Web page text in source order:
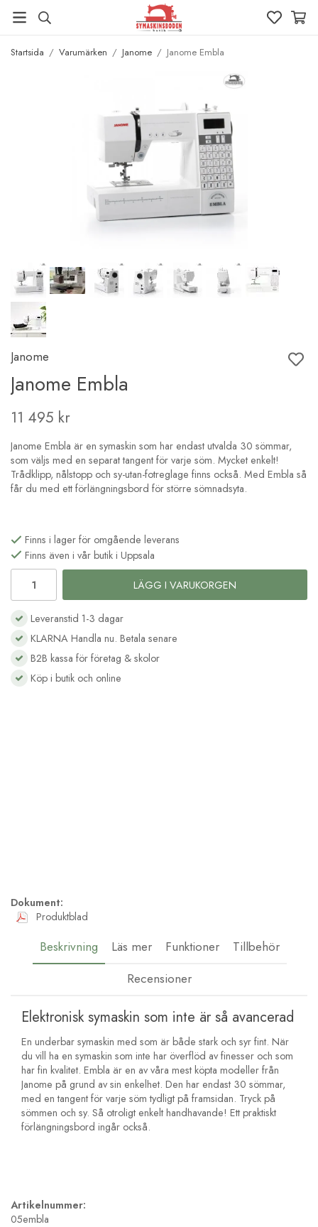
Startsida / Varumärken / Janome / Janome Embla
Janome
Janome Embla
11 495 kr
Janome Embla är en symaskin som har endast utvalda 30 sömmar,
som väljs med en separat tangent för varje söm. Mycket enkelt!
Trådklipp, nålstopp och sy-utan-fotreglage finns också. Med Embla så
får du med ett förlängningsbord för större sömnadsyta.
Finns i lager för omgående leverans
Finns även i vår butik i Uppsala
LÄGG I VARUKORGEN
Leveranstid 1-3 dagar
KLARNA Handla nu. Betala senare
B2B kassa för företag & skolor
Köp i butik och online
Dokument:
Produktblad
Beskrivning Läs mer Funktioner
Tillbehör
Recensioner
Elektronisk symaskin som inte är så avancerad
En underbar symaskin med som är både stark och syr fint. När
du vill ha en symaskin som inte har överflöd av finesser och som
har fin kvalitet. Embla är en av våra mest köpta modeller från
Janome på grund av sin enkelhet. Den har endast 30 sömmar,
med en tangent för varje söm tydligt på framsidan. Tryck på
sömmen och sy. Så otroligt enkelt handhavande! Ett praktiskt
förlängningsbord ingår också.
Artikelnummer:
05embla